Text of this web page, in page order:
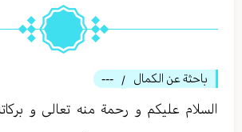
باحثة عن الكمال /
---
السلام عليكم و رحمة منه تعالى و